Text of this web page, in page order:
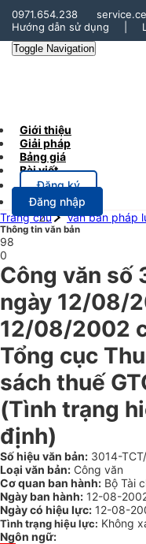
0971.654.238
Hướng dẫn sử dụng
Toggle Navigation
Giới thiệu
Giải pháp
Bảng giá
Bài viết
Đăng ký
Đăng nhập
Trang chủ
Văn bản pháp
Thông tin văn bản
98
0
Công văn số
ngày 12/08/
12/08/2002
Tổng cục
sách thuế
(Tình trạng
định)
Số hiệu văn bản: 3014-
Loại văn bản: Công văn
Cơ quan ban hành: Bộ Tài
Ngày ban hành: 12-08-
Ngày có hiệu lực: 12-08-
Tình trạng hiệu lực: Không
Ngôn ngữ: